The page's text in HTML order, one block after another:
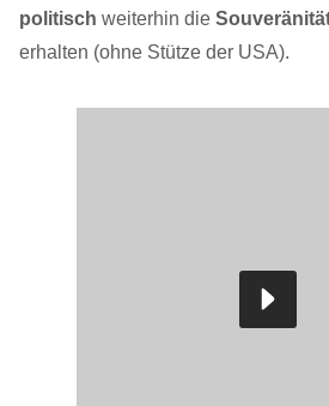
politisch weiterhin die
erhalten (ohne Stütze der USA).